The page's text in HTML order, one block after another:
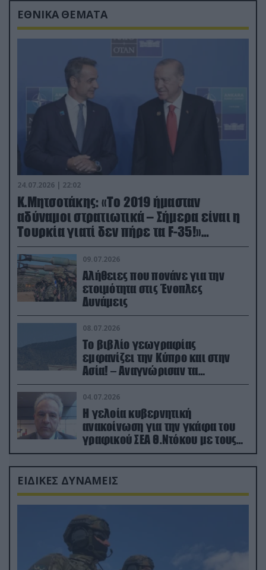
ΕΘΝΙΚΑ ΘΕΜΑΤΑ
24.07.2026 | 22:02
Κ.Μητσοτάκης: «Το 2019 ήμασταν
αδύναμοι στρατιωτικά – Σήμερα είναι η
Τουρκία γιατί δεν πήρε τα F-35!»
(βίντεο)
09.07.2026
Αλήθειες που πονάνε για την
ετοιμότητα στις Ένοπλες
Δυνάμεις
08.07.2026
Το βιβλίο γεωγραφίας
εμφανίζει την Κύπρο και στην
Ασία! – Αναγνώρισαν τα
κατεχόμενα; (φωτο)
04.07.2026
Η γελοία κυβερνητική
ανακοίνωση για την γκάφα του
γραφικού ΣΕΑ Θ.Ντόκου με τους
Ρώσους φαρσέρ
ΕΙΔΙΚΕΣ ΔΥΝΑΜΕΙΣ